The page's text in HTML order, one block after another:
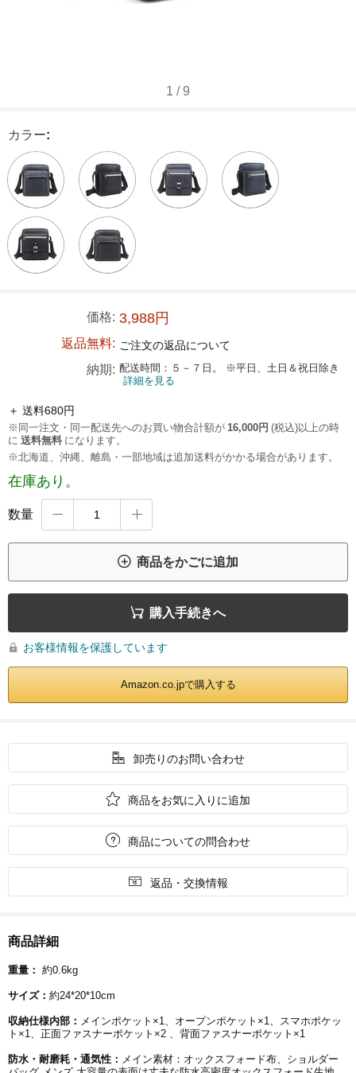
1 /9
カラー:
価格: 3,988円
返品無料: ご注文の返品について
納期: 配送時間：５－７日。 ※平日、土日＆祝日除き
詳細を見る
＋ 送料680円
※同一注文・同一配送先へのお買い物合計額が 16,000円 (税込)以上の時
に 送料無料 になります。
※北海道、沖縄、離島・一部地域は追加送料がかかる場合があります。
在庫あり。
数量  
 商品をかごに追加
 購入手続きへ
 お客様情報を保護しています
Amazon.co.jpで購入する
 卸売りのお問い合わせ
 商品をお気に入りに追加
 商品についての問合わせ
 返品・交換情報
商品詳細
重量： 約0.6kg
サイズ： 約24*20*10cm
収納仕様内部： メインポケット×1、オープンポケット×1、スマホポケッ
ト×1、正面ファスナーポケット×2 、背面ファスナーポケット×1
防水・耐磨耗・通気性： メイン素材：オックスフォード布、ショルダー